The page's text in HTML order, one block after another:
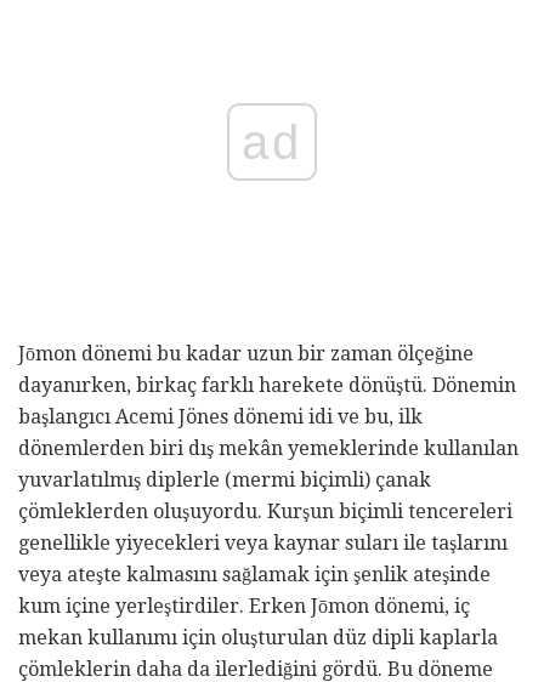
ad
Jōmon dönemi bu kadar uzun bir zaman ölçeğine
dayanırken, birkaç farklı harekete dönüştü. Dönemin
başlangıcı Acemi Jönes dönemi idi ve bu, ilk
dönemlerden biri dış mekân yemeklerinde kullanılan
yuvarlatılmış diplerle (mermi biçimli) çanak
çömleklerden oluşuyordu. Kurşun biçimli tencereleri
genellikle yiyecekleri veya kaynar suları ile taşlarını
veya ateşte kalmasını sağlamak için şenlik ateşinde
kum içine yerleştirdiler. Erken Jōmon dönemi, iç
mekan kullanımı için oluşturulan düz dipli kaplarla
çömleklerin daha da ilerlediğini gördü. Bu döneme